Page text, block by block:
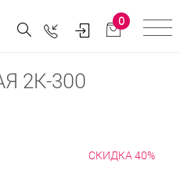
0
2К-300
СКИДКА 40%